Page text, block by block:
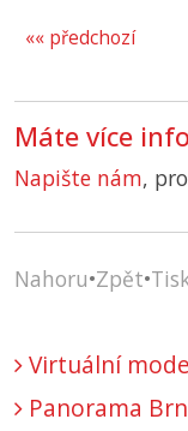
«« předchozí
Máte více
Napište nám,
Nahoru•Zpět•
Virtuální
Panorama